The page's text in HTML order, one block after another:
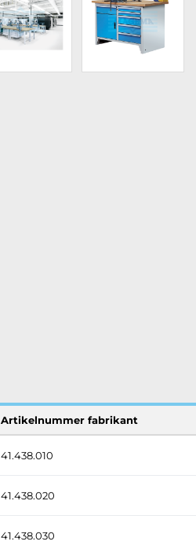
Artikelnummer fabrikant
41.438.010
41.438.020
41.438.030